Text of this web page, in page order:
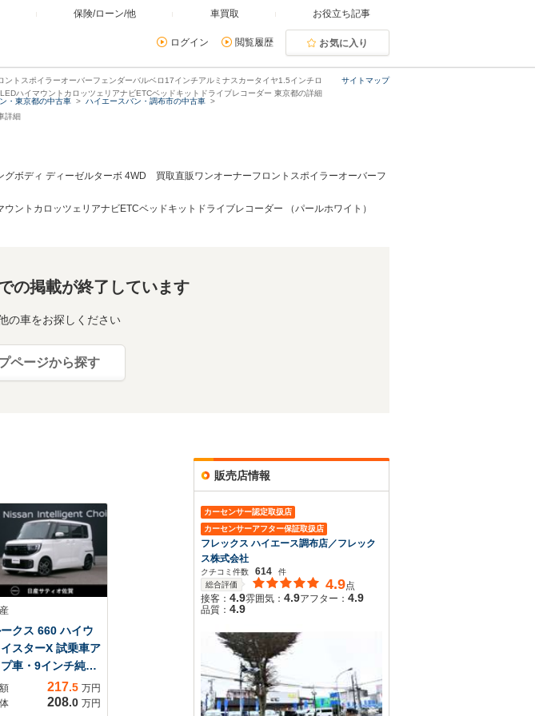
保険/ローン/他 車買取 お役立ち記事
ログイン 閲覧履歴 お気に入り
サイトマップ
トスポイラーオーバーフェンダーバルベロ17インチアルミナスカータイヤ1.5インチロ
ハイマウントカロッツェリアナビETCベッドキットドライブレコーダー 東京都の詳細
・東京都の中古車
ハイエースバン・調布市の中古車
詳細
グボディ ディーゼルターボ 4WD 買取直販ワンオーナーフロントスポイラーオーバーフ
ントカロッツェリアナビETCベッドキットドライブレコーダー （パールホワイト）
の掲載が終了しています
の車をお探しください
ページから探す
クス 660 ハイウ
イスターX 試乗車ア
プ車・9インチ純正
・全方位モニタ
シート・ハンド
217.5 万円
208.0 万円
販売店情報
カーセンサー認定取扱店
カーセンサーアフター保証取扱店
フレックス ハイエース調布店／フレック
ス株式会社
クチコミ件数 614
件
総合評価
4.9点
接客： 4.9雰囲気： 4.9アフター： 4.9
品質： 4.9